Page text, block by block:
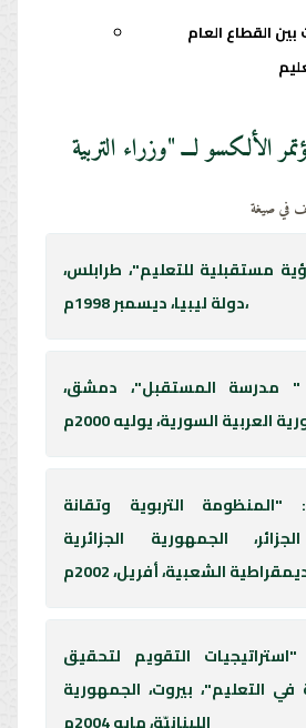
القطاع العام
الألكسو لـــ "وزراء التربية
01 : "رؤية مستقبلية للتعليم"، طرابلس،
دولة ليبيا، ديسمبر 1998م،
02 : " مدرسة المستقبل"، دمشق،
03 : "المنظومة التربوية وتقانة
الجمهورية الجزائرية
04 : "استراتيجيات التقويم لتحقيق
في التعليم"، بيروت، الجمهورية